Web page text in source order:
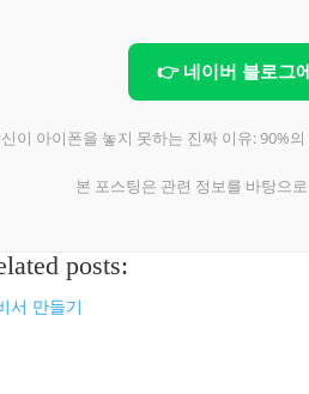
👉 네이버 블로그
이 아이폰을 놓지 못하는 진짜 이유: 90%
본 포스팅은 관련 정보를 바탕으
posts:
서 만들기